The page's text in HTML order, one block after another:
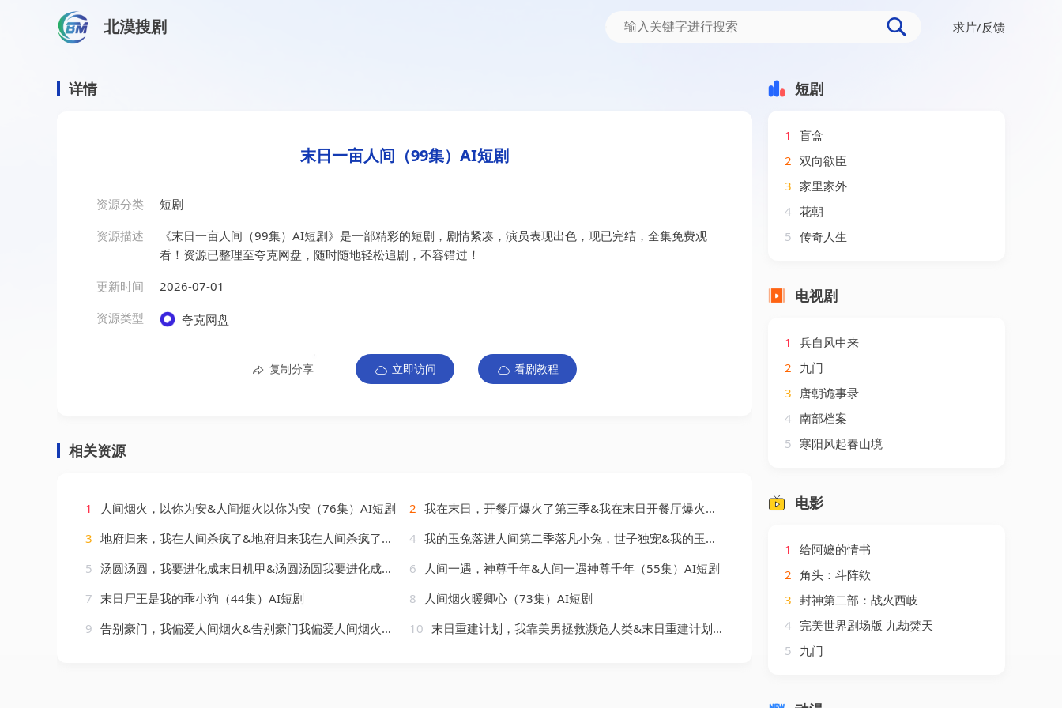
北漠搜剧 求片/反馈
详情
末日一亩人间（99集）AI短剧
资源分类
短剧
资源描述
《末日一亩人间（99集）AI短剧》是一部精彩的短剧，剧情紧凑，演员表现出色，现已完结，全集免费观
看！资源已整理至夸克网盘，随时随地轻松追剧，不容错过！
更新时间
2026-07-01
资源类型
夸克网盘
复制分享 立即访问 看剧教程
相关资源
1 人间烟火，以你为安&人间烟火以你为安（76集）AI短剧 2 我在末日，开餐厅爆火了第三季&我在末日开餐厅爆火了第三季（65集）AI短剧
3 地府归来，我在人间杀疯了&地府归来我在人间杀疯了（58集）AI短剧 4 我的玉兔落进人间第二季落凡小兔，世子独宠&我的玉兔落进人间第二季落凡小兔世子独宠（81集）AI短剧
5 汤圆汤圆，我要进化成末日机甲&汤圆汤圆我要进化成末日机甲（67集）AI短剧 6
人间一遇，神尊千年&人间一遇神尊千年（55集）AI短剧
7 末日尸王是我的乖小狗（44集）AI短剧 8
人间烟火暖卿心（73集）AI短剧
9 告别豪门，我偏爱人间烟火&告别豪门我偏爱人间烟火（45集）AI短剧 10 末日重建计划，我靠美男拯救濒危人类&末日重建计划我靠美男拯救濒危人类（60集）AI短剧
短剧
1
盲盒
2 双向欲臣
3 家里家外
4 花朝
5 传奇人生
电视剧
1
兵自风中来
2 九门
3 唐朝诡事录
4 南部档案
5 寒阳风起春山境
电影
1
给阿嬷的情书
2 角头：斗阵欸
3 封神第二部：战火西岐
4 完美世界剧场版 九劫焚天
5 九门